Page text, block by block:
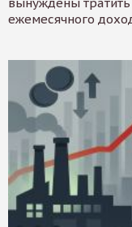
ежемесячного